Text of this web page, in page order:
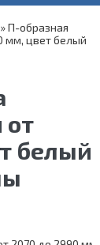
»П-образная
мм, цвет белый
от
белый